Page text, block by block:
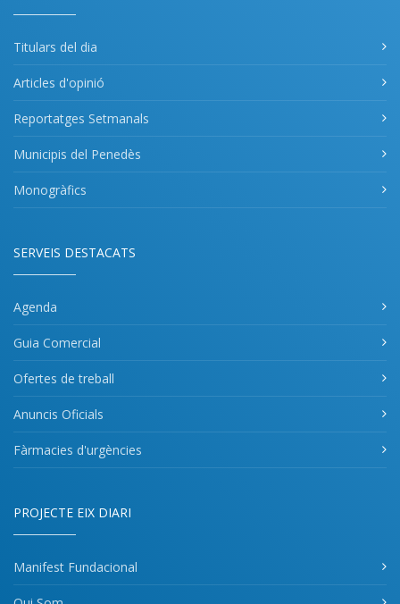
Titulars del dia
Articles d'opinió
Reportatges Setmanals
Municipis del Penedès
Monogràfics
SERVEIS DESTACATS
Agenda
Guia Comercial
Ofertes de treball
Anuncis Oficials
Fàrmacies d'urgències
PROJECTE EIX DIARI
Manifest Fundacional